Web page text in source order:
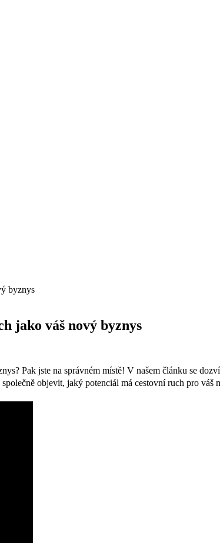
byznys
jako váš nový byznys
Pak jste na správném místě! V našem článku se
objevit, jaký potenciál má cestovní ruch pro